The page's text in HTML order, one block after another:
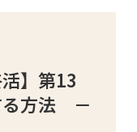
】第13
方法 －